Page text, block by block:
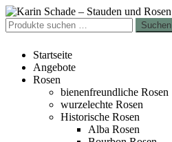
Zur
Navigation
springen
Zum
Inhalt
springen
Suchen
nach:
Suchen
Startseite
Angebote
Rosen
bienenfreundliche Rosen
wurzelechte Rosen
Historische Rosen
Alba Rosen